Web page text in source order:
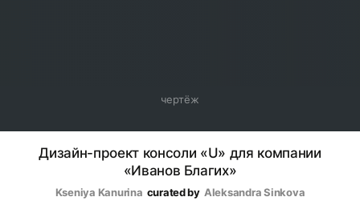
чертёж
Дизайн-проект консоли «U» для компании
«Иванов Благих»
Kseniya Kanurina curated by Aleksandra Sinkova